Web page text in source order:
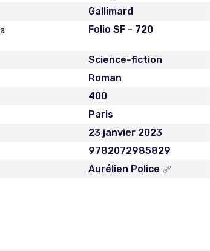
Gallimard
Folio SF - 720
Science-fiction
Roman
400
Paris
23 janvier 2023
9782072985829
Aurélien Police
Ce